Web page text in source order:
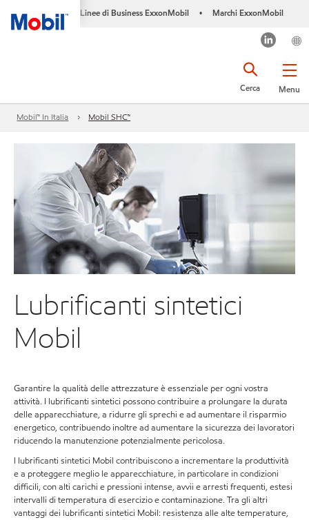
Linee di Business ExxonMobil • Marchi ExxonMobil
Menu
Cerca
Mobil™ In Italia Mobil SHC™
Lubrificanti sintetici
Mobil
Garantire la qualità delle attrezzature è essenziale per ogni vostra
attività. I lubrificanti sintetici possono contribuire a prolungare la durata
delle apparecchiature, a ridurre gli sprechi e ad aumentare il risparmio
energetico, contribuendo inoltre ad aumentare la sicurezza dei lavoratori
riducendo la manutenzione potenzialmente pericolosa.
I lubrificanti sintetici Mobil contribuiscono a incrementare la produttività
e a proteggere meglio le apparecchiature, in particolare in condizioni
difficili, con alti carichi e pressioni intense, avvii e arresti frequenti, estesi
intervalli di temperatura di esercizio e contaminazione. Tra gli altri
vantaggi dei lubrificanti sintetici Mobil: resistenza alle alte temperature,